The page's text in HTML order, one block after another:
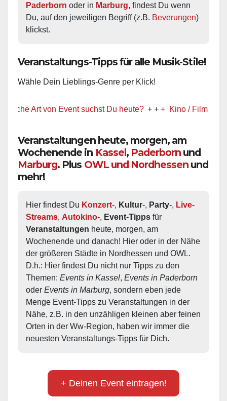
Paderborn oder in Marburg, findest Du wenn
Du, auf den jeweiligen Begriff (z.B. Beverungen)
klickst.
Veranstaltungs-Tipps für alle Musik-Stile!
Wähle Dein Lieblings-Genre per Klick!
von Event suchst Du heute? + + + Kino / Film + + + Ww
Veranstaltungen heute, morgen, am
Wochenende in Kassel, Paderborn und
Marburg. Plus OWL und Nordhessen und
mehr!
Hier findest Du Konzert-, Kultur-, Party-, Live-
Streams, Autokino-, Event-Tipps
Veranstaltungen heute, morgen, am
Wochenende und danach! Hier oder in der Nähe
der größeren Städte in Nordhessen und OWL.
D.h.: Hier findest Du nicht nur Tipps zu den
Themen: Events in Kassel, Events in Paderborn
oder Events in Marburg, sondern eben jede
Menge Event-Tipps zu Veranstaltungen in der
Nähe, z.B. in den unzähligen kleinen aber feinen
Orten in der Ww-Region, haben wir immer die
neuesten Veranstaltungs-Tipps für Dich.
+ Deinen Event eintragen!